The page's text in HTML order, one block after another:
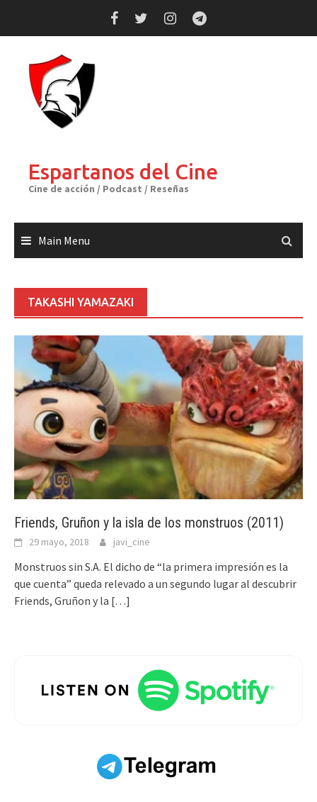
Espartanos del Cine
Cine de acción / Podcast / Reseñas
Main Menu
TAKASHI YAMAZAKI
Friends, Gruñon y la isla de los monstruos (2011)
29 mayo, 2018 javi_cine
Monstruos sin S.A. El dicho de “la primera impresión es la
que cuenta” queda relevado a un segundo lugar al descubrir
Friends, Gruñon y la […]